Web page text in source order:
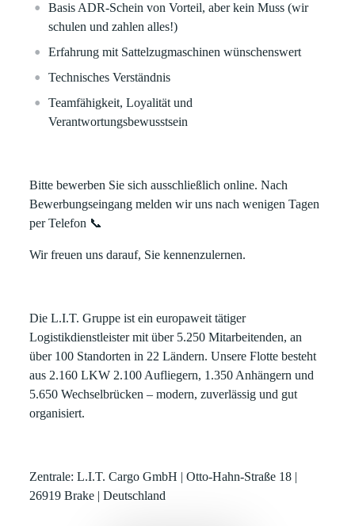
Basis ADR-Schein von Vorteil, aber kein Muss (wir
schulen und zahlen alles!)
Erfahrung mit Sattelzugmaschinen wünschenswert
Technisches Verständnis
Teamfähigkeit, Loyalität und
Verantwortungsbewusstsein
Bitte bewerben Sie sich ausschließlich online. Nach
Bewerbungseingang melden wir uns nach wenigen Tagen
per Telefon 📞
Wir freuen uns darauf, Sie kennenzulernen.
Die L.I.T. Gruppe ist ein europaweit tätiger
Logistikdienstleister mit über 5.250 Mitarbeitenden, an
über 100 Standorten in 22 Ländern. Unsere Flotte besteht
aus 2.160 LKW 2.100 Aufliegern, 1.350 Anhängern und
5.650 Wechselbrücken – modern, zuverlässig und gut
organisiert.
Zentrale: L.I.T. Cargo GmbH | Otto-Hahn-Straße 18 |
26919 Brake | Deutschland